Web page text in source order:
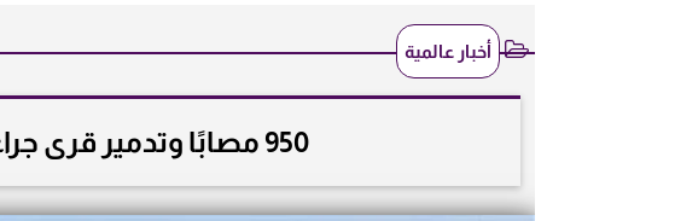
أخبار عالمية
950 مصابًا وتدمير قرى جراء زلزال أفغانستان